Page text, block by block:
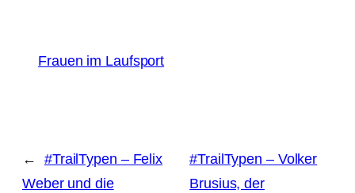
Frauen im Laufsport
←
#TrailTypen – Felix
Weber und die
#TrailTypen – Volker
Brusius, der